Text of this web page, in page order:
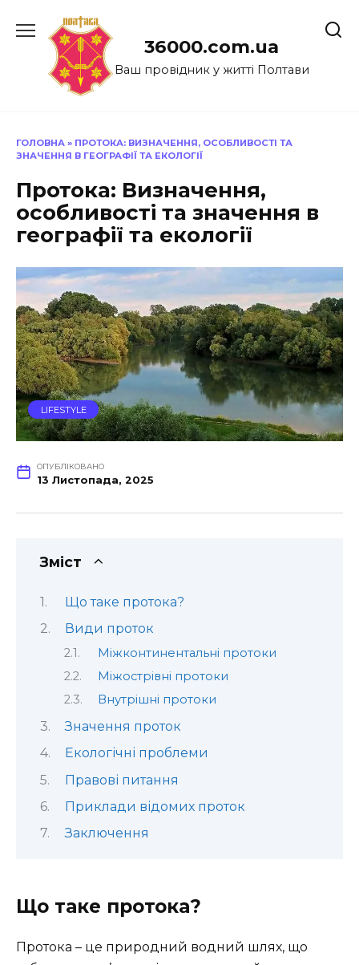
до
36000.com.ua
Ваш провідник у житті Полтави
ГОЛОВНА » ПРОТОКА: ВИЗНАЧЕННЯ, ОСОБЛИВОСТІ ТА
ЗНАЧЕННЯ В ГЕОГРАФІЇ ТА ЕКОЛОГІЇ
Протока: Визначення,
особливості та значення в
географії та екології
LIFESTYLE
ОПУБЛІКОВАНО
13 Листопада, 2025
Зміст
Що таке протока?
Види проток
Міжконтинентальні протоки
Міжострівні протоки
Внутрішні протоки
Значення проток
Екологічні проблеми
Правові питання
Приклади відомих проток
Заключення
Що таке протока?
Протока – це природний водний шлях, що